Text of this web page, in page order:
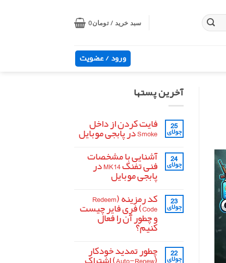
سبد خرید /تومان0
ورود / عضویت
آخرین پستها
25
جولای
فایت کردن از داخل
Smoke در پابجی موبایل
دیدگاهی
برای
فایت
کردن
از
داخل
در
پابجی
موبایل
ثبت
نشده 24
جولای
آشنایی با مشخصات
فنی تفنگ MK14 در
پابجی موبایل
دیدگاهی
برای
آشنایی
با
مشخصات
فنی
تفنگ
پابجی
موبایل
ثبت
نشده 23
جولای
کد رمزینه (Redeem
Code) فری فایر چیست
و چطور آن را فعال
کنیم؟
برای
کد
ثبت
نشده 22
جولای
چطور تمدید خودکار